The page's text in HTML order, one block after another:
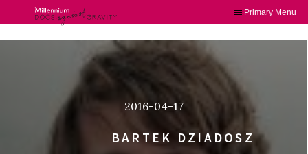
Primary Menu
2016-04-17
BARTEK DZIADOSZ